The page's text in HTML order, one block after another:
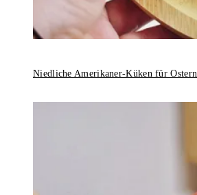
Niedliche Amerikaner-Küken für Ostern